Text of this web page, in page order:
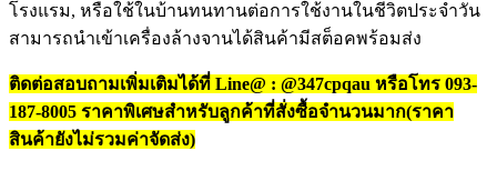
โรงแรม, หรือใช้ในบ้านทนทานต่อการใช้งานในชีวิตประจำวัน
สามารถนำเข้าเครื่องล้างจานได้สินค้ามีสต็อคพร้อมส่ง
ติดต่อสอบถามเพิ่มเติมได้ที่ Line@ : @347cpqau หรือโทร 093-
187-8005 ราคาพิเศษสำหรับลูกค้าที่สั่งซื้อจำนวนมาก(ราคา
สินค้ายังไม่รวมค่าจัดส่ง)